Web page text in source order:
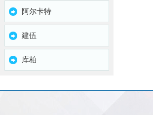
阿尔卡特
建伍
库柏